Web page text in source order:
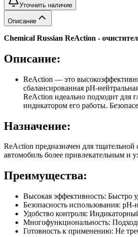
Уточнить наличие
Описание
Chemical Russian ReAction -
Описание:
ReAction — это
сбалансированная рН-
ReAction идеально подходит для
индикатором его работы.
Назначение:
ReAction предназначен для
автомобиль более привлекательным и
Преимущества:
Высокая эффективность: Быстро
Безопасность использования:
Удобство контроля:
Многофункциональность:
Готовность к применению: Не